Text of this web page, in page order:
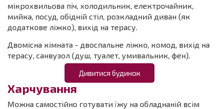
мікрохвильова піч, холодильник, електрочайник,
мийка, посуд, обідній стіл, розкладний диван (як
додаткове ліжко), вихід на терасу.
Двомісна кімната - двоспальне ліжко, комод, вихід на
терасу, санвузол (душ, туалет, умивальник, фен).
Дивитися будинок
Харчування
Можна самостійно готувати їжу на обладнаній всім